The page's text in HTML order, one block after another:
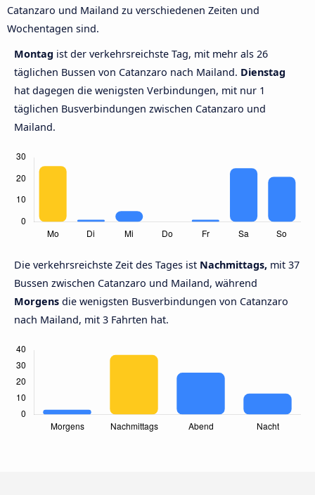
Catanzaro und Mailand zu verschiedenen Zeiten und
Wochentagen sind.
Montag ist der verkehrsreichste Tag, mit mehr als 26
täglichen Bussen von Catanzaro nach Mailand. Dienstag
hat dagegen die wenigsten Verbindungen, mit nur 1
täglichen Busverbindungen zwischen Catanzaro und
Mailand.
Die verkehrsreichste Zeit des Tages ist Nachmittags, mit 37
Bussen zwischen Catanzaro und Mailand, während
Morgens die wenigsten Busverbindungen von Catanzaro
nach Mailand, mit 3 Fahrten hat.